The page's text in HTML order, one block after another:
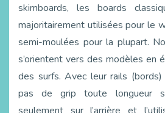
skimboards, les boards
majoritairement utilisées pour le
semi-moulées pour la plupart.
s’orientent vers des modèles en
des surfs. Avec leur rails (bords)
pas de grip toute longueur